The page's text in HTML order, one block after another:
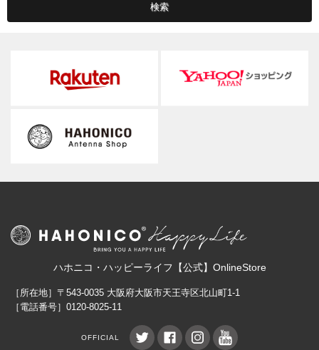
ハホニコ・ハッピーライフ【公式】OnlineStore
［所在地］〒543-0035 大阪府大阪市天王寺区北山町1-1
［電話番号］0120-8025-11
OFFICIAL